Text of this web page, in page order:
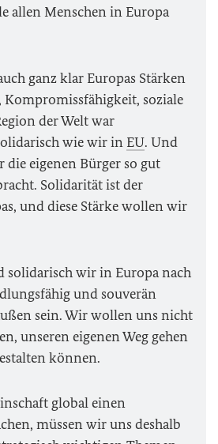
allen Menschen in Europa
ganz klar Europas Stärken
Kompromissfähigkeit, soziale
der Welt war
wie wir in EU. Und
die eigenen Bürger so gut
Solidarität ist der
und diese Stärke wollen wir
solidarisch wir in Europa nach
und souverän
sein. Wir wollen uns nicht
unseren eigenen Weg gehen
können.
global einen
müssen wir uns deshalb